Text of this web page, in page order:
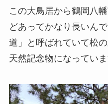
この大鳥居から鶴岡八
どあってかなり長いん
道」と呼ばれていて松
天然記念物になっていま